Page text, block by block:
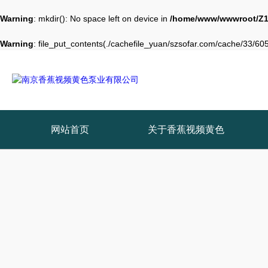
Warning: mkdir(): No space left on device in /home/www/wwwroot/
Warning: file_put_contents(./cachefile_yuan/szsofar.com/cache/33/
网站首页 关于香蕉视频黄色